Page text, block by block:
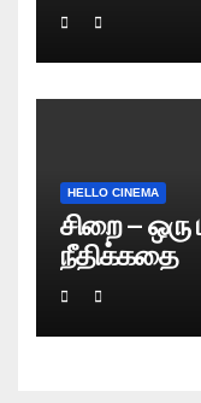
HELLO CINEMA
சிறை –
நீதிக்கதை